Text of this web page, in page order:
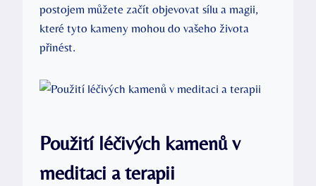
postojem můžete začít objevovat sílu a magii,
které tyto kameny mohou do vašeho života
přinést.
Použití léčivých kamenů v
meditaci a terapii